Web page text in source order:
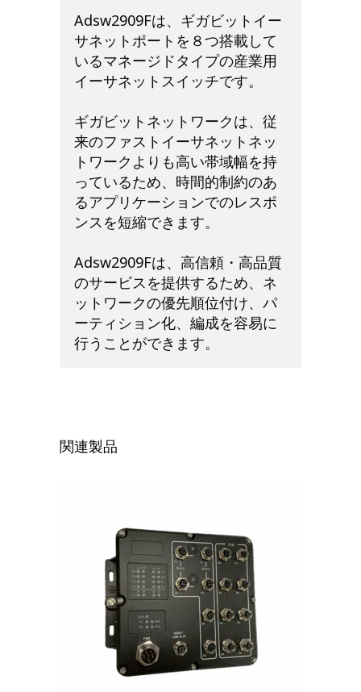
Adsw2909Fは、ギガビットイー
サネットポートを８つ搭載して
いるマネージドタイプの産業用
イーサネットスイッチです。
ギガビットネットワークは、従
来のファストイーサネットネッ
トワークよりも高い帯域幅を持
っているため、時間的制約のあ
るアプリケーションでのレスポ
ンスを短縮できます。
Adsw2909Fは、高信頼・高品質
のサービスを提供するため、ネ
ットワークの優先順位付け、パ
ーティション化、編成を容易に
行うことができます。
関連製品